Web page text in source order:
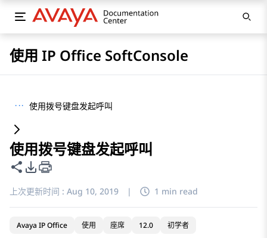
使用 IP Office SoftConsole
··· 使用拨号键盘发起呼叫
使用拨号键盘发起呼叫
共享此页面
PDF 导出选项
上次更新时间 : Aug 10, 2019 | 1 min read
Avaya IP Office 使用 座席 12.0 初学者